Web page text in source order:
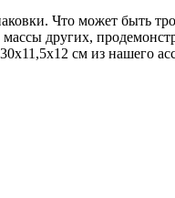
Что может быть
других,
см из нашего